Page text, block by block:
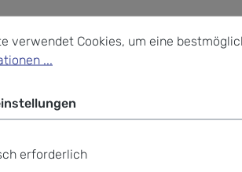
Cookies, um eine bestmögliche
verwendet Cookies, um eine
...
erforderlich